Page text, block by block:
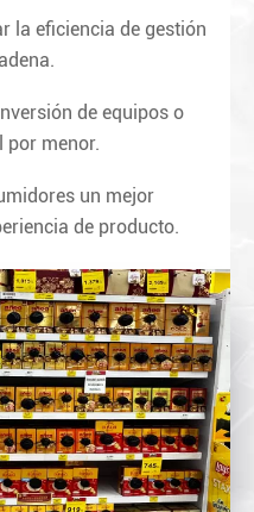
la eficiencia de gestión
de equipos o
por menor.
un mejor
de producto.